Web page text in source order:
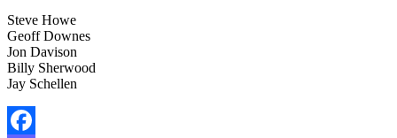
Steve Howe
Geoff Downes
Jon Davison
Billy Sherwood
Jay Schellen